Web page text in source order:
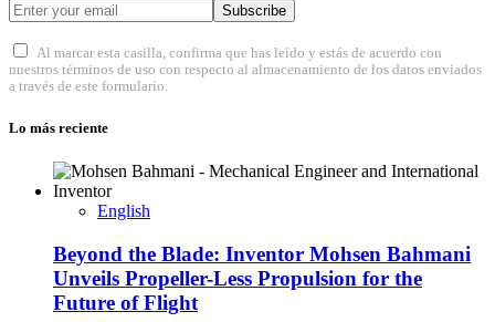
Subscribe
Al marcar esta casilla, confirma que has leído y estás de acuerdo con
nuestros términos de uso con respecto al almacenamiento de los datos enviados
a través de este formulario.
Lo más reciente
English
Beyond the Blade: Inventor Mohsen Bahmani
Unveils Propeller-Less Propulsion for the
Future of Flight